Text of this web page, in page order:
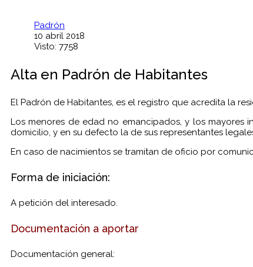
Padrón
10 abril 2018
Visto: 7758
Alta en Padrón de Habitantes
El Padrón de Habitantes, es el registro que acredita la
Los menores de edad no emancipados, y los mayores
domicilio, y en su defecto la de sus representantes
En caso de nacimientos se tramitan de oficio por
Forma de iniciación:
A petición del interesado.
Documentación a aportar
Documentación general: